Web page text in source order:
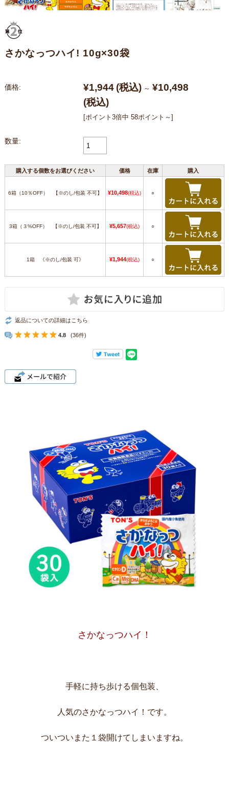
さかなっつハイ! 10g×30袋
価格: ¥1,944 (税込) ～ ¥10,498
(税込)
[ポイント3倍中 58ポイント～]
数量:
購入する個数をお選びください 価格 在庫 購入
6箱（10％OFF） 【※のし/包装 不可】 ¥10,498(税込) ○
3箱（３%OFF） 【※のし/包装 不可】 ¥5,657(税込) ○
1箱 《※のし/包装 可》 ¥1,944(税込) ○
返品についての詳細はこちら
4.8 (36件)
さかなっつハイ！
手軽に持ち歩ける個包装、
人気のさかなっつハイ！ です。
ついついまた１袋開けてしまいますね。